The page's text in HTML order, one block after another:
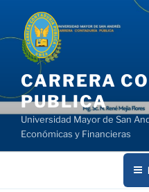
contenido
CARRERA
PUBLICA
Universidad Mayor de San
Económicas y Financieras